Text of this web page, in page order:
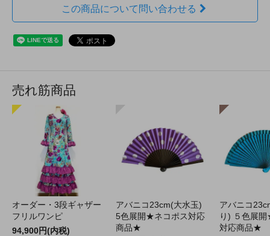
この商品について問い合わせる
売れ筋商品
オーダー・3段ギャザー
フリルワンピ
94,900円(内税)
アバニコ23cm(大水玉)
5色展開★ネコポス対応
商品★
アバニコ
り) ５色展
対応商品★